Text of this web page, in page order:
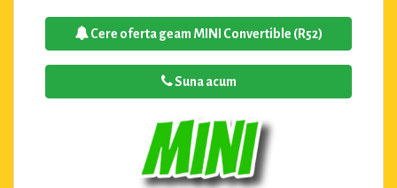
Cere oferta geam MINI Convertible (R52)
Suna acum